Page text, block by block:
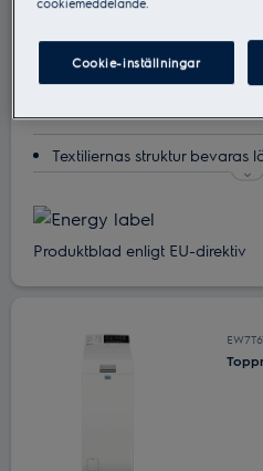
Textiliernas struktur bevaras
Njut av kläderna längre med
UltraWash 59 min –
låg temperatur*, vilket
upp till 30 %**
Fräscha upp med ånga
SensiCare System ‒
kortare tid
Produktblad enligt EU-direktiv
Cookie-inställningar